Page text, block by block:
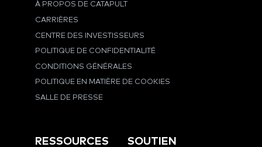
À PROPOS DE CATAPULT
CARRIÈRES
CENTRE DES INVESTISSEURS
POLITIQUE DE CONFIDENTIALITÉ
CONDITIONS GÉNÉRALES
POLITIQUE EN MATIÈRE DE COOKIES
SALLE DE PRESSE
RESSOURCES SOUTIEN